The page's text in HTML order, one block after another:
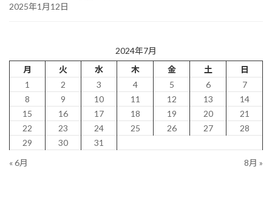
2025年1月12日
2024年7月
月
火 水 木 金 土
日
1
2 3 4 5 6
7
8
9 10 11 12 13
14
15
16 17 18 19 20
21
22
23 24 25 26 27
28
29
30
31
« 6月
8月 »